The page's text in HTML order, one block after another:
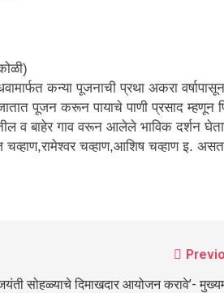
कन्या पूजनाची प्रथा अकरा
पूजन करून पायाचे पाणी प्रसाद
व बाहेर गाव वरून आलेले भाविक दर्शन
चव्हाण,आशिष चव्हाण इ.
सोहळ्याचे दिमाखदार आयोजन करावे’-